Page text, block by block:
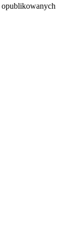
opublikowanych